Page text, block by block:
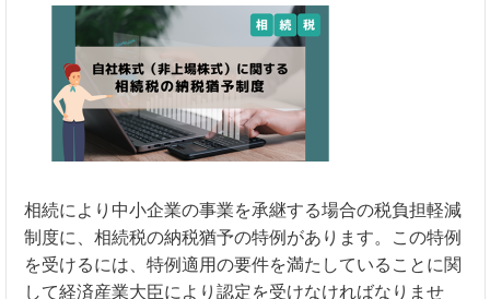
相続により中小企業の事業を承継する場合の税負担軽減
制度に、相続税の納税猶予の特例があります。この特例
を受けるには、特例適用の要件を満たしていることに関
して経済産業大臣により認定を受けなければなりませ